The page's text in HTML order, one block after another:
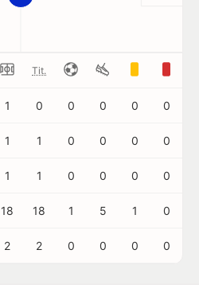
Tit.
1 0 0 0 0 0
1 1 0 0 0 0
1 1 0 0 0 0
18 18 1 5 1 0
2 2 0 0 0 0